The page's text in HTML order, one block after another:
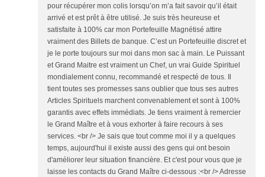
pour récupérer mon colis lorsqu’on m’a fait savoir qu’il était
arrivé et est prêt à être utilisé. Je suis très heureuse et
satisfaite à 100% car mon Portefeuille Magnétisé attire
vraiment des Billets de banque. C’est un Portefeuille discret et
je le porte toujours sur moi dans mon sac à main. Le Puissant
et Grand Maitre est vraiment un Chef, un vrai Guide Spirituel
mondialement connu, recommandé et respecté de tous. Il
tient toutes ses promesses sans oublier que tous ses autres
Articles Spirituels marchent convenablement et sont à 100%
garantis avec effets immédiats. Je tiens vraiment à remercier
le Grand Maître et à vous exhorter à faire recours à ses
services. <br /> Je sais que tout comme moi il y a quelques
temps, aujourd'hui il existe aussi des gens qui ont besoin
d'améliorer leur situation financière. Et c'est pour vous que je
laisse les contacts du Grand Maître ci-dessous :<br /> Adresse